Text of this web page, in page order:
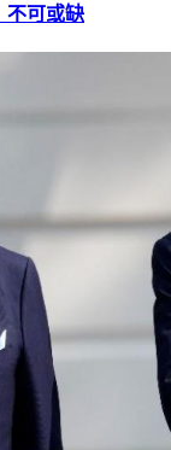
可或缺